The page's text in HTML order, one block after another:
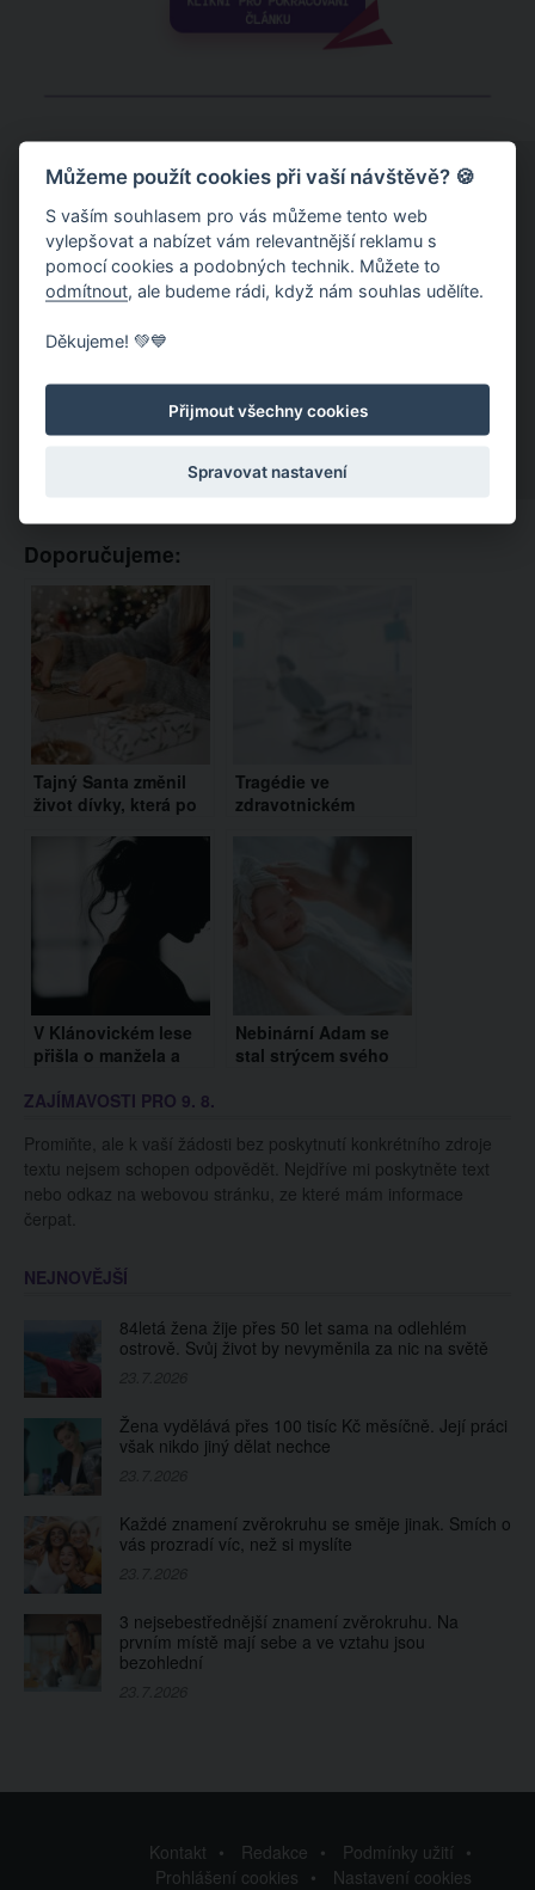
Doporučujeme:
Tajný Santa změnil
život dívky, která po
vychovává pět
Tragédie ve
zdravotnickém
V Klánovickém lese
přišla o manžela a
rozhodla promluvit
Nebinární Adam se
stal strýcem svého
ZAJÍMAVOSTI PRO 9. 8.
Promiňte, ale k vaší žádosti bez poskytnutí konkrétního zdroje
textu nejsem schopen odpovědět. Nejdříve mi poskytněte text
nebo odkaz na webovou stránku, ze které mám informace
čerpat.
NEJNOVĚJŠÍ
84letá žena žije přes 50 let sama na odlehlém
ostrově. Svůj život by nevyměnila za nic na světě
Žena vydělává přes 100 tisíc Kč měsíčně. Její práci
však nikdo jiný dělat nechce
Každé znamení zvěrokruhu se směje jinak. Smích o
vás prozradí víc, než si myslíte
3 nejsebestřednější znamení zvěrokruhu. Na
prvním místě mají sebe a ve vztahu jsou
bezohlední
Kontakt Redakce
Podmínky užití
Prohlášení cookies
Nastavení cookies
Můžeme použít cookies při vaší návštěvě? 🍪
S vaším souhlasem pro vás můžeme tento web
vylepšovat a nabízet vám relevantnější reklamu s
pomocí cookies a podobných technik. Můžete to
odmítnout, ale budeme rádi, když nám souhlas udělíte.
Děkujeme! 💚💙
Přijmout všechny cookies
Spravovat nastavení